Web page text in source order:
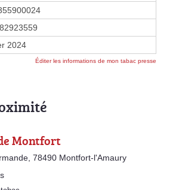
2024
Éditer les informations de mon tabac presse
Montfort
78490 Montfort-l'Amaury